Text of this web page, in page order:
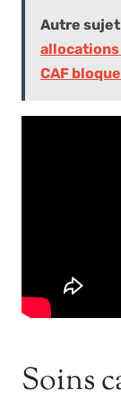
Autre sujet
allocations
CAF
Soins